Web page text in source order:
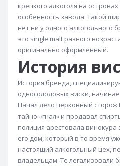
Виски Benromach
Виски
Виски
Виски Bookers
Виски
Виски Bowmore 12 лет
Виски Buffalo
Виски Bulleit
Виски Bunnahabhain 12 лет
Виски Canadian Club
Виски Caol Ila
Виски Caol
Виски Cardhu
Виски
Виски Chivas Regal
крепкого алкоголя на
особенность завода. Такой
нет ни у одного алкогольного
это single malt разного
оригинально оформленный.
История
История бренда,
односолодовых виски,
Начал дело церковный сторож
тайно «гнал» и продавал
полиция арестовала винокура
его дом, который в то время
настоящий алкогольный цех,
владельцам. Те легализовали